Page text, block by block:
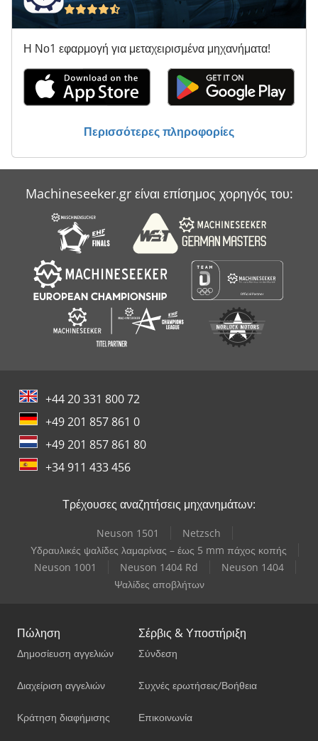
Η Νο1 εφαρμογή για μεταχειρισμένα μηχανήματα!
Περισσότερες πληροφορίες
Machineseeker.gr είναι επίσημος χορηγός του:
+44 20 331 800 72
+49 201 857 861 0
+49 201 857 861 80
+34 911 433 456
Τρέχουσες αναζητήσεις μηχανημάτων:
Neuson 1501
Netzsch
Υδραυλικές ψαλίδες λαμαρίνας – έως 5 mm πάχος κοπής
Neuson 1001
Neuson 1404 Rd
Neuson 1404
Ψαλίδες αποβλήτων
Πώληση
Δημοσίευση αγγελιών
Διαχείριση αγγελιών
Κράτηση διαφήμισης
Σέρβις & Υποστήριξη
Σύνδεση
Συχνές ερωτήσεις/Βοήθεια
Επικοινωνία